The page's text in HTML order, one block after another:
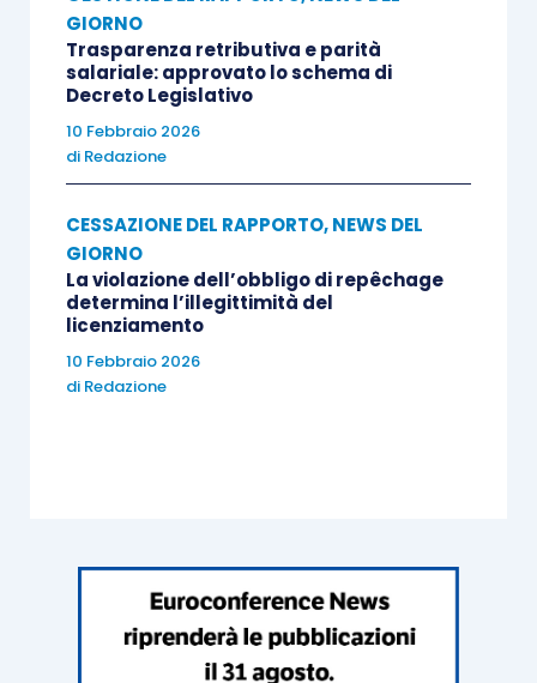
GIORNO
Trasparenza retributiva e parità
salariale: approvato lo schema di
Decreto Legislativo
10 Febbraio 2026
di Redazione
CESSAZIONE DEL RAPPORTO,NEWS DEL
GIORNO
La violazione dell’obbligo di repêchage
determina l’illegittimità del
licenziamento
10 Febbraio 2026
di Redazione